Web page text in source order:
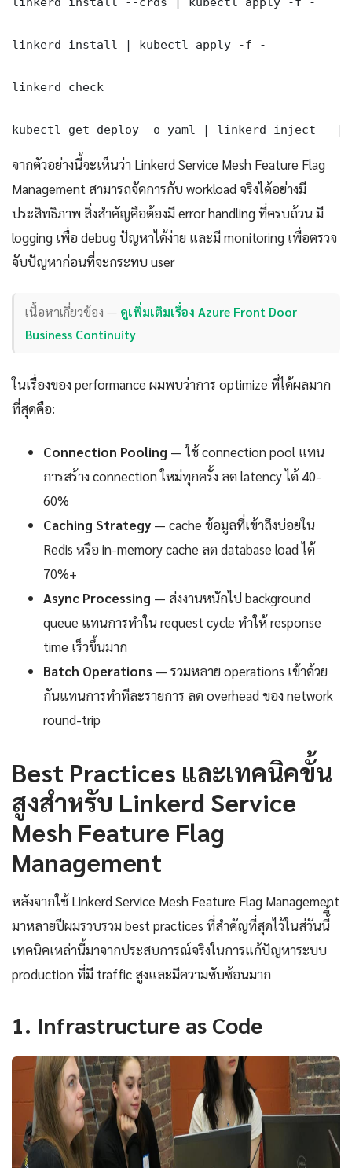
linkerd install | kubectl apply -f -
linkerd check
kubectl get deploy -o yaml | linkerd inject - |
จากตัวอย่างนี้จะเห็นว่า Linkerd Service Mesh Feature Flag
Management สามารถจัดการกับ workload จริงได้อย่างมี
ประสิทธิภาพ สิ่งสำคัญคือต้องมี error handling ที่ครบถ้วน มี
logging เพื่อ debug ปัญหาได้ง่าย และมี monitoring เพื่อตรวจ
จับปัญหาก่อนที่จะกระทบ user
เนื้อหาเกี่ยวข้อง — ดูเพิ่มเติมเรื่อง Azure Front Door
Business Continuity
ในเรื่องของ performance ผมพบว่าการ optimize ที่ได้ผลมาก
ที่สุดคือ:
Connection Pooling — ใช้ connection pool แทน
การสร้าง connection ใหม่ทุกครั้ง ลด latency ได้ 40-
60%
Caching Strategy — cache ข้อมูลที่เข้าถึงบ่อยใน
Redis หรือ in-memory cache ลด database load ได้
70%+
Async Processing — ส่งงานหนักไป background
queue แทนการทำใน request cycle ทำให้ response
time เร็วขึ้นมาก
Batch Operations — รวมหลาย operations เข้าด้วย
กันแทนการทำทีละรายการ ลด overhead ของ network
round-trip
Best Practices และเทคนิคขั้น
สูงสำหรับ Linkerd Service
Mesh Feature Flag
Management
หลังจากใช้ Linkerd Service Mesh Feature Flag Management
มาหลายปีผมรวบรวม best practices ที่สำคัญที่สุดไว้ในส่วันนี้ี้
เทคนิคเหล่านี้มาจากประสบการณ์จริงในการแก้ปัญหาระบบ
production ที่มี traffic สูงและมีความซับซ้อนมาก
1. Infrastructure as Code